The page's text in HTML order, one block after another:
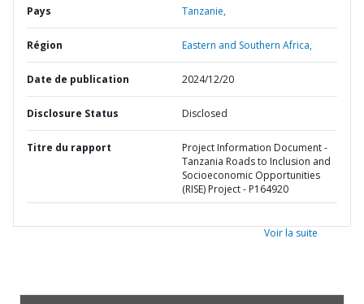
Pays Tanzanie,
Région Eastern and Southern Africa,
Date de publication 2024/12/20
Disclosure Status Disclosed
Titre du rapport
Project Information Document -
Tanzania Roads to Inclusion and
Socioeconomic Opportunities
(RISE) Project - P164920
Voir la suite